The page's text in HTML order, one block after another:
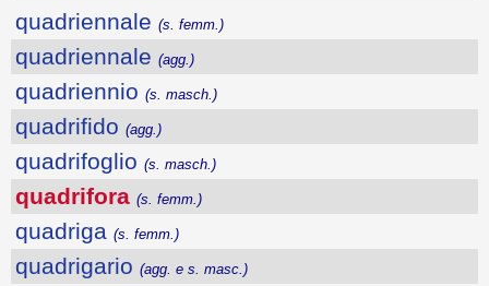
quadriennale (s. femm.)
quadriennale (agg.)
quadriennio (s. masch.)
quadrifido (agg.)
quadrifoglio (s. masch.)
quadrifora (s. femm.)
quadriga (s. femm.)
quadrigario (agg. e s. masc.)